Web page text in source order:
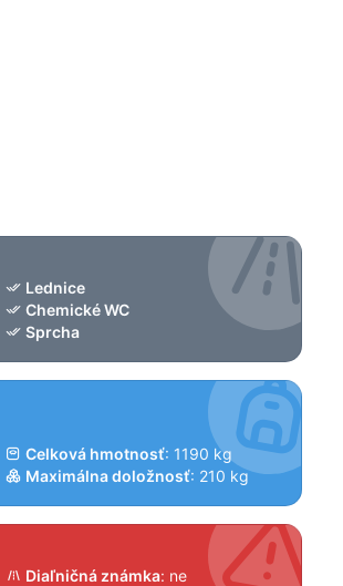
Lednice
Chemické WC
Sprcha
Celková hmotnosť: 1190 kg
Maximálna doložnosť: 210 kg
Diaľničná známka: ne